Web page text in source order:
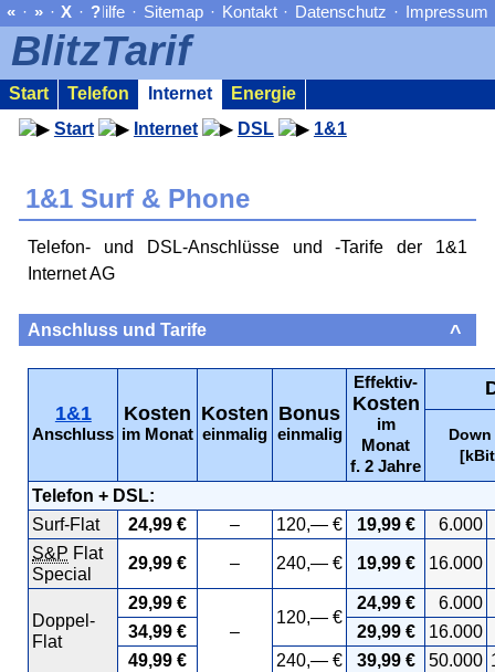
1&1 Surf & Phone
Telefon- und DSL-Anschlüsse und -Tarife der 1&1
Internet AG
^
Anschluss und Tarife
1&1
Anschluss
Kosten
im Monat
Kosten
einmalig
Bonus
einmalig
Effektiv-
Kosten
im
Monat
f. 2 Jahre
Down
Telefon + DSL:
Surf-Flat
24,99 € – 120,— € 19,99 €
6.000
S&P Flat
Special
29,99 € – 240,— € 19,99 € 16.000
Doppel-
Flat
29,99 €
–
120,— €
24,99 €
6.000
34,99 €
29,99 €
16.000
49,99 €
240,— € 39,99 € 50.000
Hilfe · Sitemap · Kontakt · Datenschutz · Impressum
« · » · X · ?
BlitzTarif
Start Telefon Internet
Energie
Start
Internet DSL 1&1